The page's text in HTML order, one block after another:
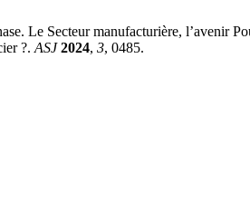
Le Secteur manufacturière, l’avenir
?. ASJ 2024, 3, 0485.